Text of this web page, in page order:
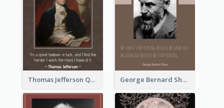
Thomas Jefferson Quote George Bernard Shaw Quote 02